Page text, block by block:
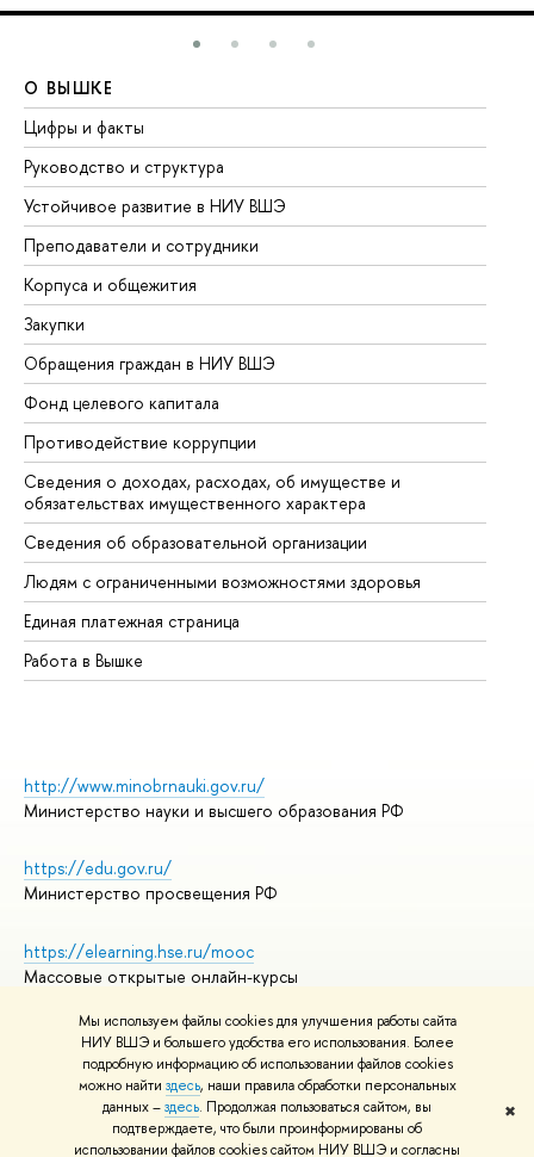
Мы используем файлы cookies для улучшения работы сайта
НИУ ВШЭ и большего удобства его использования. Более
подробную информацию об использовании файлов cookies
можно найти здесь, наши правила обработки персональных
данных –здесь. Продолжая пользоваться сайтом, вы
подтверждаете, что были проинформированы об
использовании файлов cookies сайтом НИУ ВШЭ и согласны
✖
О ВЫШКЕ
Цифры и факты
Руководство и структура
Устойчивое развитие в НИУ ВШЭ
Преподаватели и сотрудники
Корпуса и общежития
Закупки
Обращения граждан в НИУ ВШЭ
Фонд целевого капитала
Противодействие коррупции
Сведения о доходах, расходах, об имуществе и
обязательствах имущественного характера
Сведения об образовательной организации
Людям с ограниченными возможностями здоровья
Единая платежная страница
Работа в Вышке
http://www.minobrnauki.gov.ru/
Министерство науки и высшего образования РФ
https://edu.gov.ru/
Министерство просвещения РФ
https://elearning.hse.ru/mooc
Массовые открытые онлайн-курсы
© НИУ ВШЭ 1993–2026
Адреса и контакты
Условия использования материалов
Политика конфиденциальности